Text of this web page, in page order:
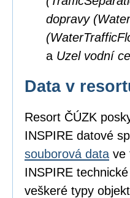
dopravy
a Uzel vodní
Data v
Resort ČÚZK
INSPIRE datové
souborová data ve
INSPIRE
veškeré typy